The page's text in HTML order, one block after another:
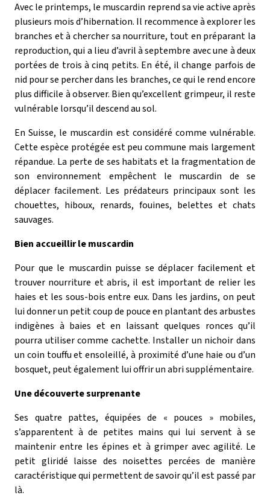
Avec le printemps, le muscardin reprend sa vie active après
plusieurs mois d’hibernation. Il recommence à explorer les
branches et à chercher sa nourriture, tout en préparant la
reproduction, qui a lieu d’avril à septembre avec une à deux
portées de trois à cinq petits. En été, il change parfois de
nid pour se percher dans les branches, ce qui le rend encore
plus difficile à observer. Bien qu’excellent grimpeur, il reste
vulnérable lorsqu’il descend au sol.
En Suisse, le muscardin est considéré comme vulnérable.
Cette espèce protégée est peu commune mais largement
répandue. La perte de ses habitats et la fragmentation de
son environnement empêchent le muscardin de se
déplacer facilement. Les prédateurs principaux sont les
chouettes, hiboux, renards, fouines, belettes et chats
sauvages.
Bien accueillir le muscardin
Pour que le muscardin puisse se déplacer facilement et
trouver nourriture et abris, il est important de relier les
haies et les sous-bois entre eux. Dans les jardins, on peut
lui donner un petit coup de pouce en plantant des arbustes
indigènes à baies et en laissant quelques ronces qu’il
pourra utiliser comme cachette. Installer un nichoir dans
un coin touffu et ensoleillé, à proximité d’une haie ou d’un
bosquet, peut également lui offrir un abri supplémentaire.
Une découverte surprenante
Ses quatre pattes, équipées de « pouces » mobiles,
s’apparentent à de petites mains qui lui servent à se
maintenir entre les épines et à grimper avec agilité. Le
petit gliridé laisse des noisettes percées de manière
caractéristique qui permettent de savoir qu’il est passé par
là.